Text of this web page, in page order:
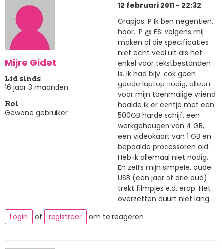
Mijre Gidet
Lid sinds
16 jaar 3 maanden
Rol
Gewone gebruiker
12 februari 2011 - 22:32
Grapjas :P Ik ben negentien,
hoor. :P @ FS: volgens mij
maken al die specificaties
niet echt veel uit als het
enkel voor tekstbestanden
is. Ik had bijv. ook geen
goede laptop nodig, alleen
voor mijn toenmalige vriend
haalde ik er eentje met een
500GB harde schijf, een
werkgeheugen van 4 GB,
een videokaart van 1 GB en
bepaalde processoren oid.
Heb ik allemaal niet nodig.
En zelfs mijn simpele, oude
USB (een jaar of drie oud)
trekt filmpjes e.d. erop. Het
overzetten duurt niet lang.
Login
of registreer om te reageren